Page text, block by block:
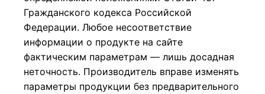
Гражданского кодекса Российской
Федерации. Любое несоответствие
информации о продукте на сайте
фактическим параметрам — лишь досадная
неточность. Производитель вправе изменять
параметры продукции без предварительного